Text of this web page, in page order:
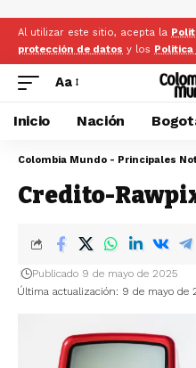
Al utilizar este sitio, acepta la
protección de datos y los Politica
Aa
Inicio Nación
Credito-
Última actualización: 9 de mayo de
Publicado 9 de mayo de 2025